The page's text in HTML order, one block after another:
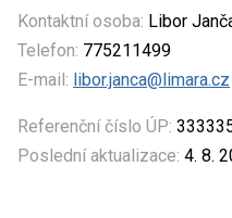
Kontaktní osoba: Libor
Telefon: 775211499
E-mail: libor.janca@limara.cz
Referenční číslo ÚP:
Poslední aktualizace: 4. 8.